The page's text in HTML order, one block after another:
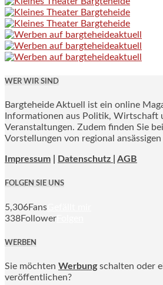
WER WIR SIND
Bargteheide Aktuell ist ein online
Informationen aus Politik, Wirtschaft
Veranstaltungen. Zudem finden Sie
Vorstellungen von regional ansässigen
Impressum Datenschutz | AGB
FOLGEN SIE UNS
5,306Fans
338Follower
WERBEN
Sie möchten Werbung schalten oder
veröffentlichen?